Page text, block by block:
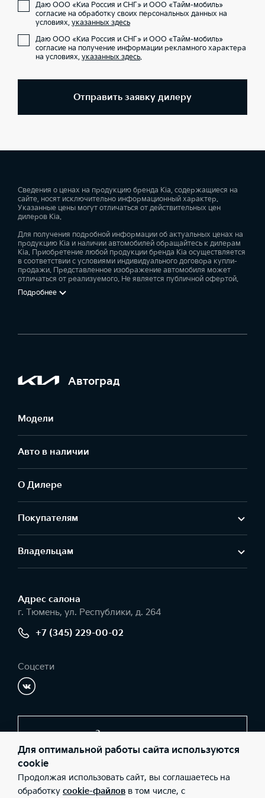
Даю ООО «Киа Россия и СНГ» и ООО «Тайм-мобиль»
согласие на обработку своих персональных данных на
условиях, указанных здесь
Даю ООО «Киа Россия и СНГ» и ООО «Тайм-мобиль»
согласие на получение информации рекламного характера
на условиях, указанных здесь.
Отправить заявку дилеру
Сведения о ценах на продукцию бренда Kia, содержащиеся на
сайте, носят исключительно информационный характер.
Указанные цены могут отличаться от действительных цен
дилеров Kia.
Для получения подробной информации об актуальных ценах на
продукцию Kia и наличии автомобилей обращайтесь к дилерам
Kia. Приобретение любой продукции бренда Kia осуществляется
в соответствии с условиями индивидуального договора купли-
продажи. Представленное изображение автомобиля может
отличаться от реализуемого. Не является публичной офертой.
Подробнее
Автоград
Модели
Авто в наличии
О Дилере
Покупателям
Владельцам
Адрес салонa
г. Тюмень, ул. Республики, д. 264
+7 (345) 229-00-02
Соцсети
Заказать звонок
© 2026 Юридические лица ООО «Тайм-мобиль» (Фактический
адрес: г. Тюмень, ул. Республики, д. 264; Телефон: +7 (345) 229-
Для оптимальной работы сайта используются
cookie
Продолжая использовать сайт, вы соглашаетесь на
обработку cookie-файлов в том числе, с